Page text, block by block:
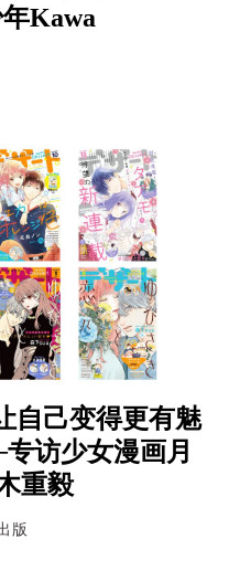
年Kawa
自己变得更有魅
访少女漫画月
重毅
版